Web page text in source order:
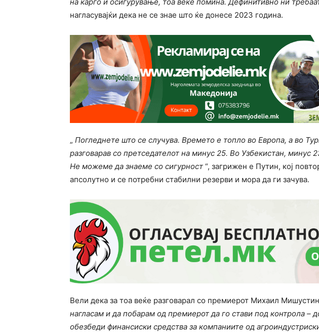
нагласувајќи дека не се знае што ќе донесе 2023 година.
„ Погледнете што се случува. Времето е топло во Европа, а во
разговарав со претседателот на минус 25. Во Узбекистан, минус
Не можеме да знаеме со сигурност “, загрижен е Путин, кој
апсолутно и се потребни стабилни резерви и мора да ги зачува.
Вели дека за тоа веќе разговарал со премиерот Михаил
нагласам и да побарам од премиерот да го стави под контрола –
обезбеди финансиски средства за компаниите од